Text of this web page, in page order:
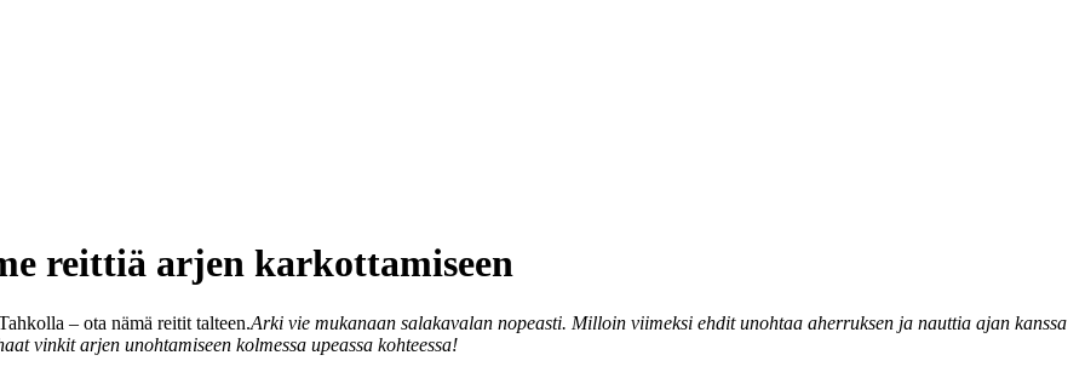
reittiä arjen karkottamiseen
– ota nämä reitit talteen.Arki vie mukanaan salakavalan nopeasti. Milloin viimeksi ehdit unohtaa aherruksen ja nauttia ajan kanssa
vinkit arjen unohtamiseen kolmessa upeassa kohteessa!